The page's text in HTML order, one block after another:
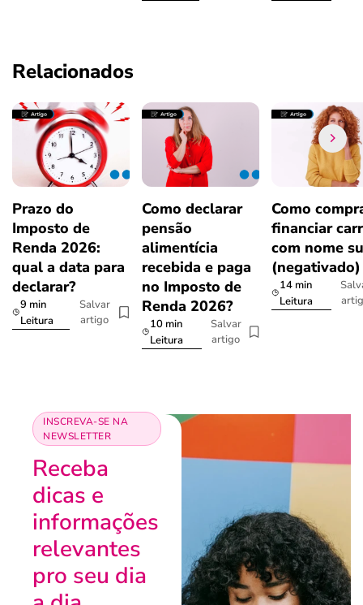
Relacionados
Prazo do
Imposto de
Renda 2026:
qual a data para
declarar?
9 min
Leitura
Salvar
artigo
Como declarar
pensão
alimentícia
recebida e paga
no Imposto de
Renda 2026?
10 min
Leitura
Salvar
artigo
Como
financiar
com nome
(negativado)
14 min
Leitura
INSCREVA-SE NA
NEWSLETTER
Receba
dicas e
informações
relevantes
pro seu dia